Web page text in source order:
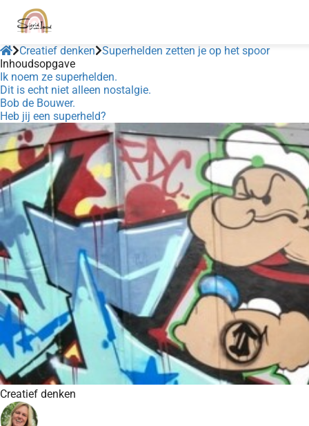
Creatief denken Superhelden zetten je op het spoor
Inhoudsopgave
Ik noem ze superhelden.
Dit is echt niet alleen nostalgie.
Bob de Bouwer.
Heb jij een superheld?
Creatief denken